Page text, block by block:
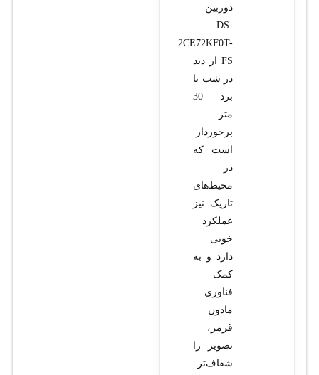
دوربین
DS-
2CE72KF0T-
FS از دید
در شب با
برد 30
متر
برخوردار
است که
در
محیط‌های
تاریک نیز
عملکرد
خوبی
دارد و به
کمک
فناوری
مادون
قرمز،
تصویر را
شفاف‌تر